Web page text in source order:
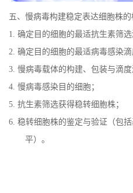
五、慢病毒构建稳定表达细胞株
1. 确定目的细胞的最适抗生素筛选
2. 确定目的细胞的最适病毒感染滴
3. 慢病毒载体的构建、包装与滴度
4. 慢病毒感染目的细胞；
5. 抗生素筛选获得稳转细胞株；
6. 稳转细胞株的鉴定与验证（包
平）。